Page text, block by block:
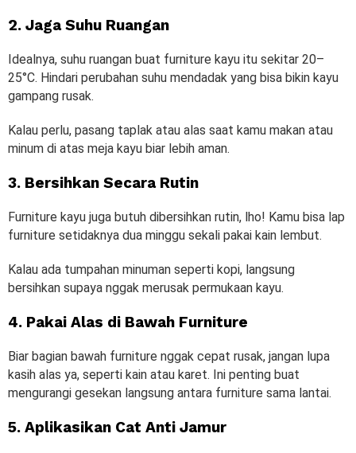
2. Jaga Suhu Ruangan
Idealnya, suhu ruangan buat furniture kayu itu sekitar 20–
25°C. Hindari perubahan suhu mendadak yang bisa bikin kayu
gampang rusak.
Kalau perlu, pasang taplak atau alas saat kamu makan atau
minum di atas meja kayu biar lebih aman.
3. Bersihkan Secara Rutin
Furniture kayu juga butuh dibersihkan rutin, lho! Kamu bisa lap
furniture setidaknya dua minggu sekali pakai kain lembut.
Kalau ada tumpahan minuman seperti kopi, langsung
bersihkan supaya nggak merusak permukaan kayu.
4. Pakai Alas di Bawah Furniture
Biar bagian bawah furniture nggak cepat rusak, jangan lupa
kasih alas ya, seperti kain atau karet. Ini penting buat
mengurangi gesekan langsung antara furniture sama lantai.
5. Aplikasikan Cat Anti Jamur